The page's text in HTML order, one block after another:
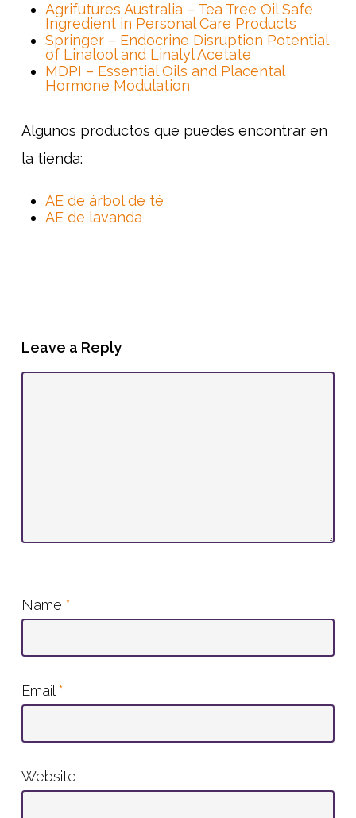
Agrifutures Australia – Tea Tree Oil Safe
Ingredient in Personal Care Products
Springer – Endocrine Disruption Potential
of Linalool and Linalyl Acetate
MDPI – Essential Oils and Placental
Hormone Modulation
Algunos productos que puedes encontrar en
la tienda:
AE de árbol de té
AE de lavanda
Leave a Reply
Name *
Email *
Website